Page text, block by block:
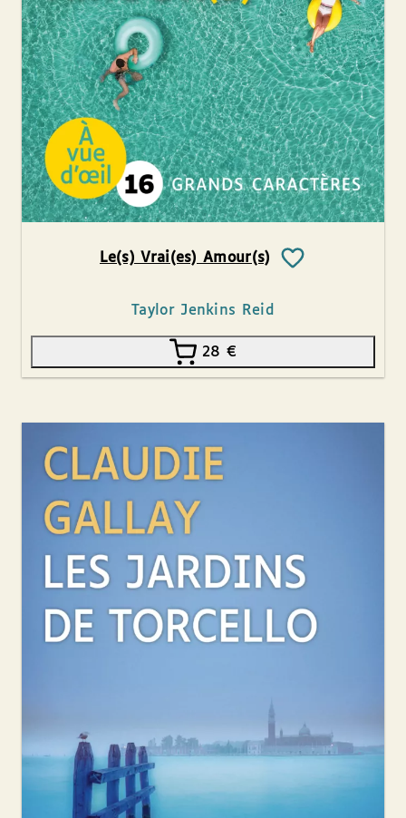
Le(s) Vrai(es) Amour(s)
Taylor Jenkins Reid
28 €